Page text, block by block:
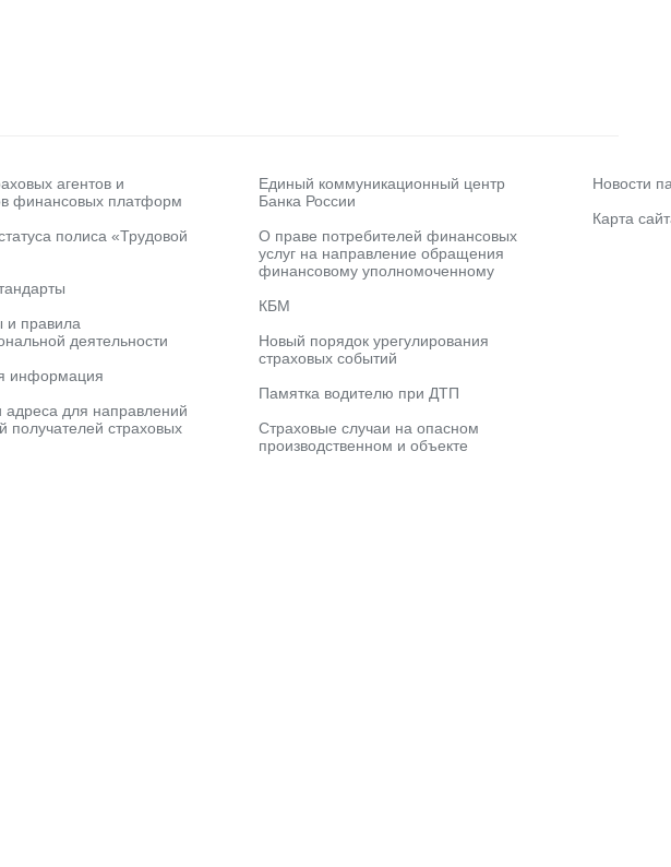
агентов и
финансовых платформ
полиса «Трудовой
и правила
деятельности
информация
для направлений
получателей страховых
Единый коммуникационный центр
Банка России
О праве потребителей финансовых
услуг на направление обращения
финансовому уполномоченному
КБМ
Новый порядок урегулирования
страховых событий
Памятка водителю при ДТП
Страховые случаи на опасном
производственном и объекте
Новости
Карта